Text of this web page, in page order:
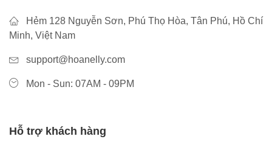
Hẻm 128 Nguyễn Sơn, Phú Thọ Hòa, Tân Phú, Hồ Chí
Minh, Việt Nam
support@hoanelly.com
Mon - Sun: 07AM - 09PM
Hỗ trợ khách hàng